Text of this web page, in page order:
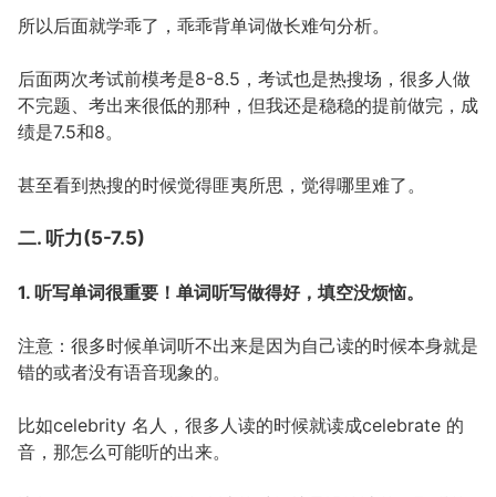
所以后面就学乖了，乖乖背单词做长难句分析。
后面两次考试前模考是8-8.5，考试也是热搜场，很多人做
不完题、考出来很低的那种，但我还是稳稳的提前做完，成
绩是7.5和8。
甚至看到热搜的时候觉得匪夷所思，觉得哪里难了。
二. 听力(5-7.5)
1. 听写单词很重要！单词听写做得好，填空没烦恼。
注意：很多时候单词听不出来是因为自己读的时候本身就是
错的或者没有语音现象的。
比如celebrity 名人，很多人读的时候就读成celebrate 的
音，那怎么可能听的出来。